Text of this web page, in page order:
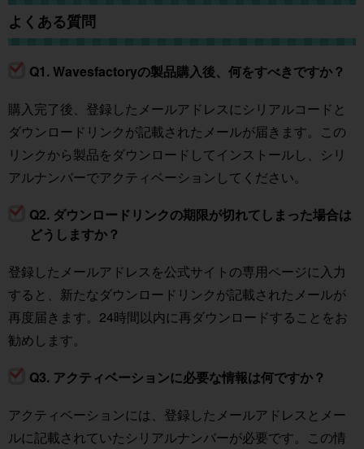
よくある質問
Q1. Wavesfactoryの製品購入後、何をすべきですか？
購入完了後、登録したメールアドレスにシリアルコードと
ダウンロードリンクが記載されたメールが届きます。この
リンクから製品をダウンロードしてインストールし、シリ
アルナンバーでアクティベーションしてください。
Q2. ダウンロードリンクの期限が切れてしまった場合は
どうしますか？
登録したメールアドレスを公式サイトの専用ページに入力
すると、新たなダウンロードリンクが記載されたメールが
再度届きます。24時間以内に再ダウンロードすることをお
勧めします。
Q3. アクティベーションに必要な情報は何ですか？
アクティベーションには、登録したメールアドレスとメー
ルに記載されていたシリアルナンバーが必要です。この情